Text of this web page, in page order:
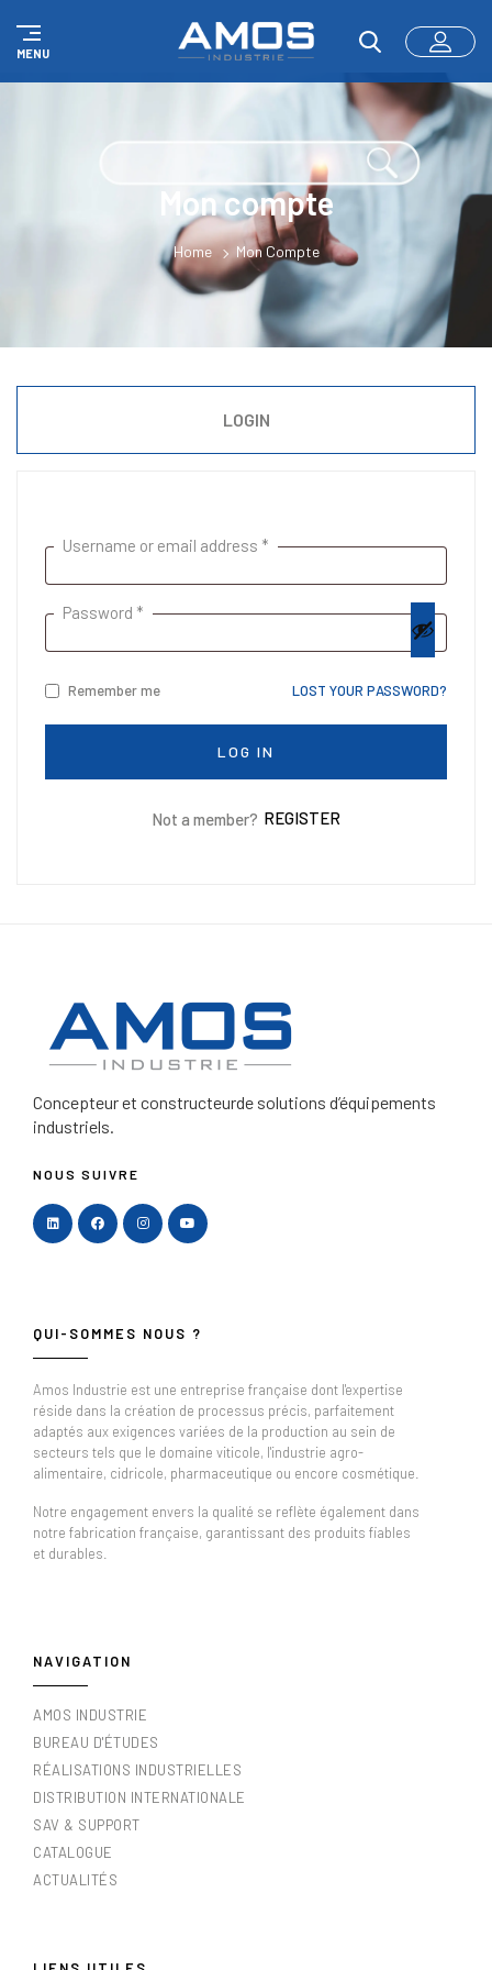
MENU
Mon compte
Home Mon Compte
LOGIN
Username or email address *
Password *
Remember me LOST YOUR PASSWORD?
LOG IN
Not a member? REGISTER
Concepteur et constructeurde solutions d’équipements
industriels.
NOUS SUIVRE
QUI-SOMMES NOUS ?
Amos Industrie est une entreprise française dont l'expertise
réside dans la création de processus précis, parfaitement
adaptés aux exigences variées de la production au sein de
secteurs tels que le domaine viticole, l'industrie agro-
alimentaire, cidricole, pharmaceutique ou encore cosmétique.
Notre engagement envers la qualité se reflète également dans
notre fabrication française, garantissant des produits fiables
et durables.
NAVIGATION
AMOS INDUSTRIE
BUREAU D'ÉTUDES
RÉALISATIONS INDUSTRIELLES
DISTRIBUTION INTERNATIONALE
SAV & SUPPORT
CATALOGUE
ACTUALITÉS